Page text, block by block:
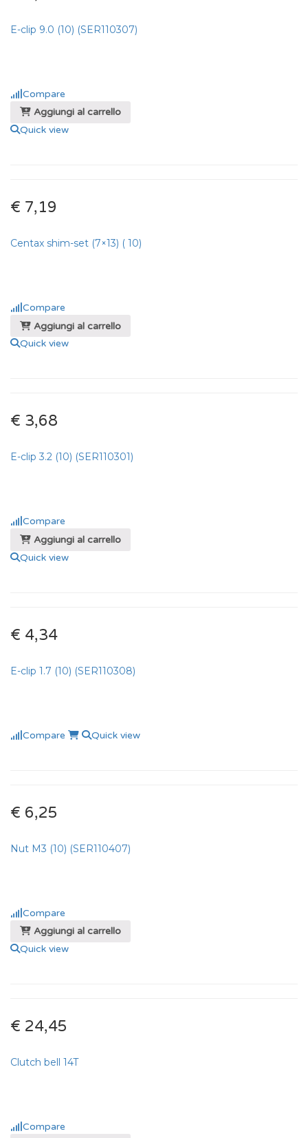
E-clip 9.0 (10) (SER110307)
Compare
Aggiungi al carrello
Quick view
€ 7,19
Centax shim-set (7×13) ( 10)
Compare
Aggiungi al carrello
Quick view
€ 3,68
E-clip 3.2 (10) (SER110301)
Compare
Aggiungi al carrello
Quick view
€ 4,34
E-clip 1.7 (10) (SER110308)
Compare Quick view
€ 6,25
Nut M3 (10) (SER110407)
Compare
Aggiungi al carrello
Quick view
€ 24,45
Clutch bell 14T
Compare